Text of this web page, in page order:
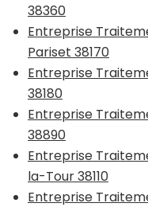
38360
Entreprise
Pariset 38170
Entreprise
38180
Entreprise
38890
Entreprise
la-Tour 38110
Entreprise